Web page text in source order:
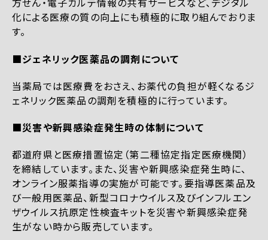
化による医療の質の向上にも積極的に取り組んでおりま
す。
■ジェネリック医薬品の調剤について
当薬局では医療費をおさえ、お薬代の負担が軽くなるジ
ェネリック医薬品の調剤を積極的に行っています。
■災害や新興感染症発生時の体制について
都道府県と医療措置協定（第二種協定指定医療機関）
を締結しています。また、災害や新興感染症発生時に、
オンライン服薬指導の実施が可能です。要指導医薬品及
び一般用医薬品、新型コロナウイルス及びインフルエン
ザウイルス抗原定性検査キットを災害や新興感染症発
生がない時から販売しています。